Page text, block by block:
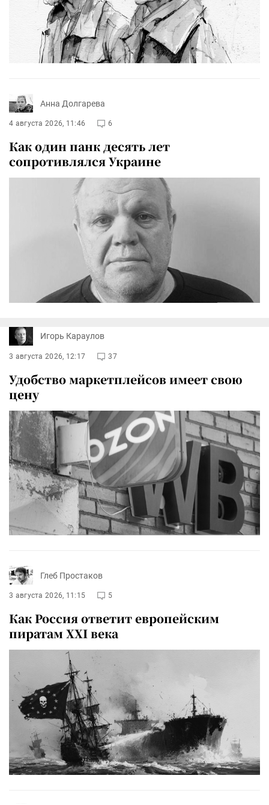
Анна Долгарева
4 августа 2026, 11:46 6
Как один панк десять лет
сопротивлялся Украине
Игорь Караулов
3 августа 2026, 12:17 37
Удобство маркетплейсов имеет свою
цену
Глеб Простаков
3 августа 2026, 11:15 5
Как Россия ответит европейским
пиратам XXI века